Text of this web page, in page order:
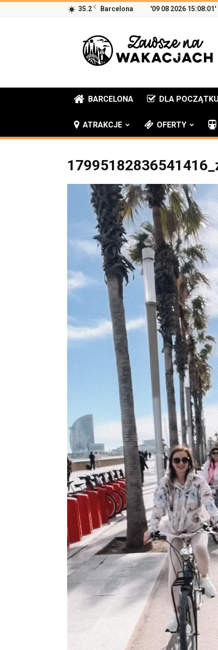
35.2 C Barcelona '09 08 2026 15:08:01'
Zawsze
na
wakacjach
BARCELONA DLA
ATRAKCJE OFERTY